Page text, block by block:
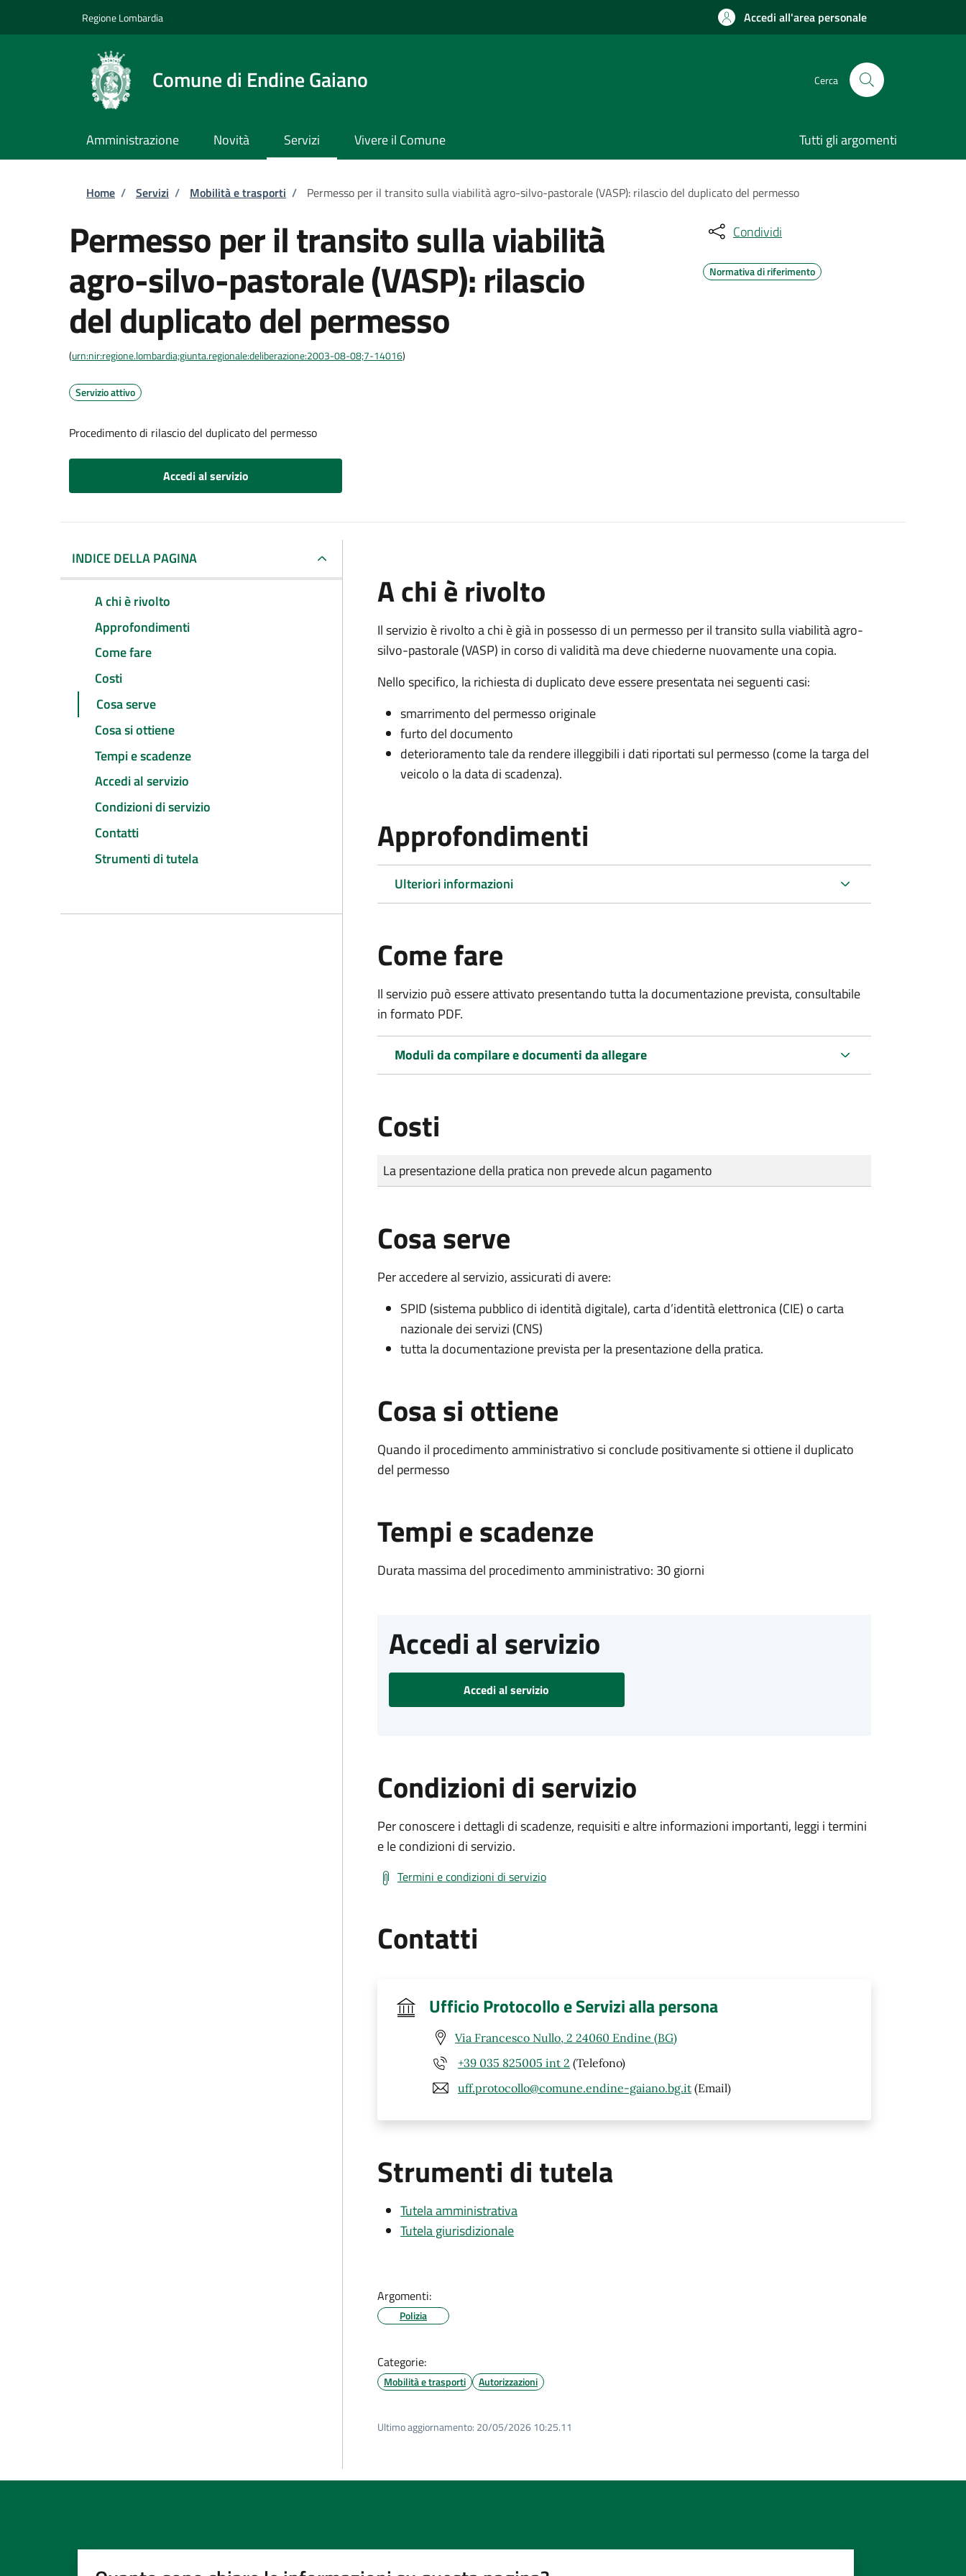
Regione Lombardia Accedi all'area personale
Comune di Endine Gaiano Cerca
Amministrazione Novità Servizi Vivere il Comune Tutti gli argomenti
Briciole di pane
Home / Servizi / Mobilità e trasporti / Permesso per il transito sulla viabilità agro-silvo-pastorale (VASP): rilascio del duplicato del permesso
Permesso per il transito sulla viabilità
agro-silvo-pastorale (VASP): rilascio
del duplicato del permesso
(urn:nir:regione.lombardia;giunta.regionale:deliberazione:2003-08-08;7-14016)
Servizio attivo
Procedimento di rilascio del duplicato del permesso
Accedi al servizio
Condividi
Normativa di riferimento
INDICE DELLA PAGINA
A chi è rivolto
Approfondimenti
Come fare
Costi
Cosa serve
Cosa si ottiene
Tempi e scadenze
Accedi al servizio
Condizioni di servizio
Contatti
Strumenti di tutela
A chi è rivolto
Il servizio è rivolto a chi è già in possesso di un permesso per il transito sulla viabilità agro-
silvo-pastorale (VASP) in corso di validità ma deve chiederne nuovamente una copia.
Nello specifico, la richiesta di duplicato deve essere presentata nei seguenti casi:
smarrimento del permesso originale
furto del documento
deterioramento tale da rendere illeggibili i dati riportati sul permesso (come la targa del
veicolo o la data di scadenza).
Approfondimenti
Ulteriori informazioni
Come fare
Il servizio può essere attivato presentando tutta la documentazione prevista, consultabile
in formato PDF.
Moduli da compilare e documenti da allegare
Costi
Tipo di pagamento
Importo
La presentazione della pratica non prevede alcun pagamento
Cosa serve
Per accedere al servizio, assicurati di avere:
SPID (sistema pubblico di identità digitale), carta d’identità elettronica (CIE) o carta
nazionale dei servizi (CNS)
tutta la documentazione prevista per la presentazione della pratica.
Cosa si ottiene
Quando il procedimento amministrativo si conclude positivamente si ottiene il duplicato
del permesso
Tempi e scadenze
Durata massima del procedimento amministrativo: 30 giorni
Accedi al servizio
Accedi al servizio
Condizioni di servizio
Per conoscere i dettagli di scadenze, requisiti e altre informazioni importanti, leggi i termini
e le condizioni di servizio.
Termini e condizioni di servizio
Contatti
Ufficio Protocollo e Servizi alla persona
Via Francesco Nullo, 2 24060 Endine (BG)
+39 035 825005 int 2 (Telefono)
uff.protocollo@comune.endine-gaiano.bg.it (Email)
Strumenti di tutela
Tutela amministrativa
Tutela giurisdizionale
Argomenti:
Polizia
Categorie:
Mobilità e trasporti Autorizzazioni
Ultimo aggiornamento: 20/05/2026 10:25.11